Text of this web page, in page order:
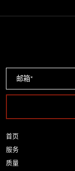
首页
服务
质量